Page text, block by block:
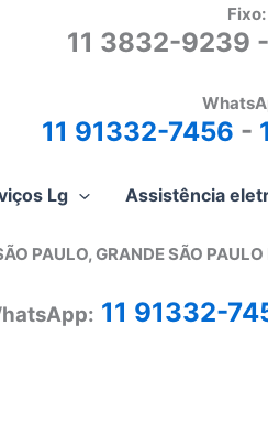
Fixo:
11 3832-9239
11 91332-7456 -
Lg Assistência
PAULO, GRANDE SÃO
11 91332-